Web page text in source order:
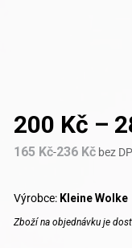
200 Kč –
165 Kč-236 Kč bez
Výrobce: Kleine Wolke
Zboží na objednávku je